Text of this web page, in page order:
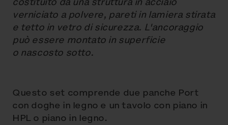
verniciato a polvere, pareti in lamiera stirata
e tetto in vetro di sicurezza. L'ancoraggio
può essere montato in superficie
o nascosto sotto.
Questo set comprende due panche Port
con doghe in legno e un tavolo con piano in
HPL o piano in legno.